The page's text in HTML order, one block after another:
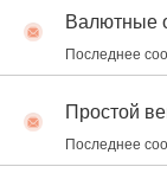
Отмена Оплатить
Валютные
Последнее
Простой
Последнее